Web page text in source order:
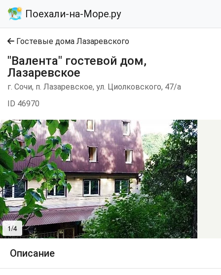
Поехали-на-Море.ру
Гостевые дома Лазаревского
"Валента" гостевой дом,
Лазаревское
г. Сочи, п. Лазаревское, ул. Циолковского, 47/а
ID 46970
1/4
Описание